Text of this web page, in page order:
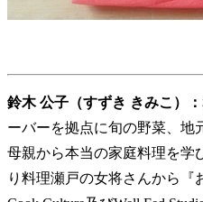
鈴木 公子（すずき きみこ）：
ーバーを拠点に旬の野菜、地
母親から本当の家庭料理を学
り料理瀬戸の女将さんから『